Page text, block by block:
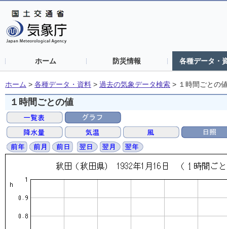
ホーム 防災情報 各種データ・
ホーム > 各種データ・資料 > 過去の気象データ検索 > １時間ごとの
１時間ごとの値